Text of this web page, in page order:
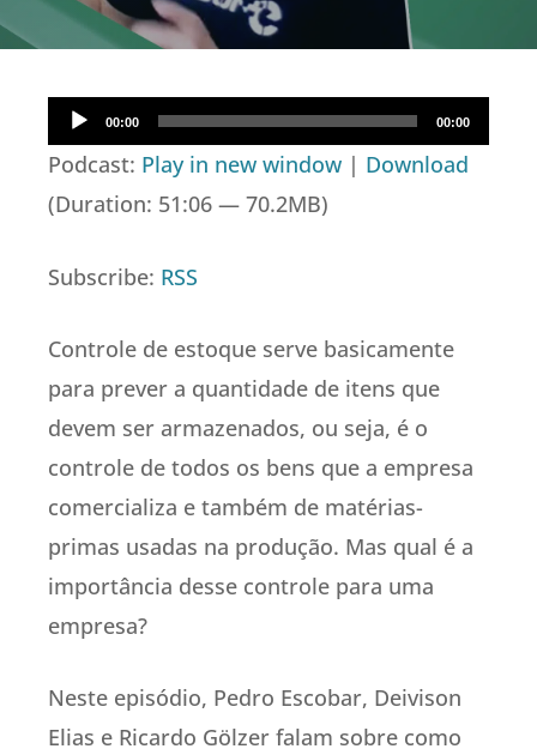
Tocador
de
áudio
00:00 00:00
Podcast: Play in new window | Download
(Duration: 51:06 — 70.2MB)
Subscribe: RSS
Controle de estoque serve basicamente
para prever a quantidade de itens que
devem ser armazenados, ou seja, é o
controle de todos os bens que a empresa
comercializa e também de matérias-
primas usadas na produção. Mas qual é a
importância desse controle para uma
empresa?
Neste episódio, Pedro Escobar, Deivison
Elias e Ricardo Gölzer falam sobre como